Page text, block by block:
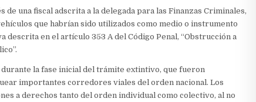
UTILIZADOS,
AL
PARECER,
PARA
de una fiscal adscrita a la delegada para las Finanzas Criminales,
que habrían sido utilizados como medio o instrumento
descrita en el artículo 353 A del Código Penal, “Obstrucción a
la fase inicial del trámite extintivo, que fueron
importantes corredores viales del orden nacional. Los
a derechos tanto del orden individual como colectivo, al no